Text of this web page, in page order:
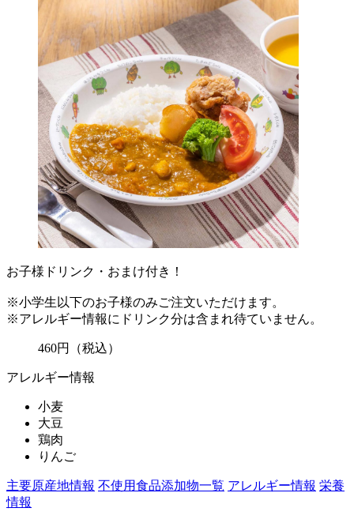
お子様ドリンク・おまけ付き！
※小学生以下のお子様のみご注文いただけます。
※アレルギー情報にドリンク分は含まれ待ていません。
460円 （税込）
アレルギー情報
小麦
大豆
鶏肉
りんご
主要原産地情報 不使用食品添加物一覧 アレルギー情報 栄養
情報